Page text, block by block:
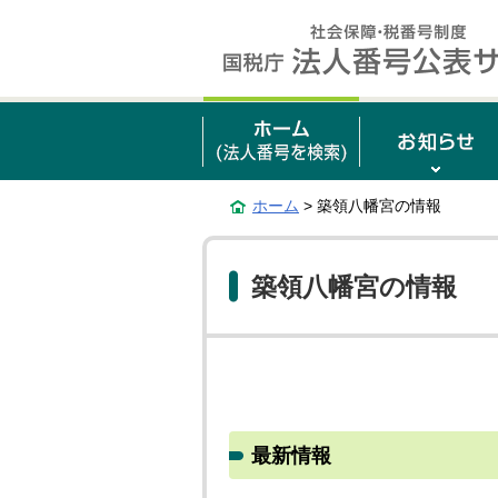
ホーム > 築領八幡宮の情報
築領八幡宮の情報
最新情報